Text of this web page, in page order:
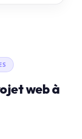
web à